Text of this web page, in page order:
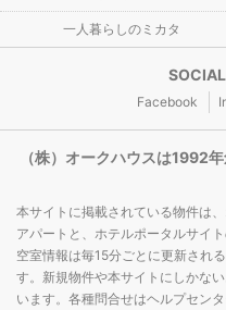
一人暮らしのミカタ
Facebook
（株）オークハウスは1992
本サイトに掲載されている物件は
アパートと、ホテルポータルサイ
空室情報は毎15分ごとに更新され
す。新規物件や本サイトにしかな
います。各種問合せはヘルプセン